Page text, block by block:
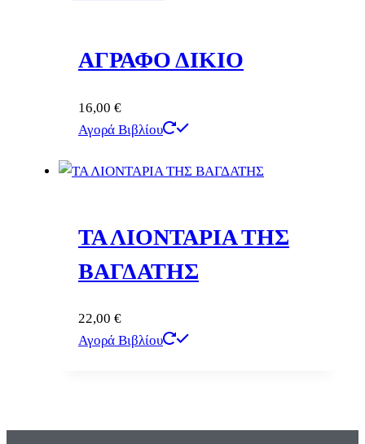
ΑΓΡΑΦΟ ΔΙΚΙΟ
16,00 €
Αγορά Βιβλίου
ΤΑ ΛΙΟΝΤΑΡΙΑ ΤΗΣ
ΒΑΓΔΑΤΗΣ
22,00 €
Αγορά Βιβλίου